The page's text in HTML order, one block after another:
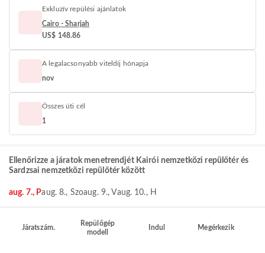
Exkluzív repülési ajánlatok
Cairo - Sharjah
US$ 148.86
A legalacsonyabb viteldíj hónapja
nov
Összes úti cél
1
Ellenőrizze a járatok menetrendjét Kairói nemzetközi repülőtér és
Sardzsai nemzetközi repülőtér között
aug. 7., Paug. 8., Szoaug. 9., Vaug. 10., H
Járatszám.
Repülőgép
modell
Indul Megérkezik